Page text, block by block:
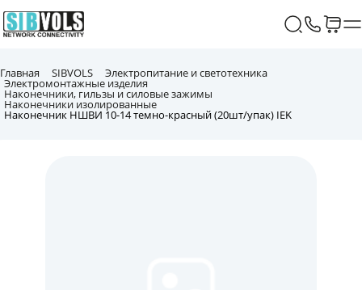
Главная SIBVOLS Электропитание и светотехника
Электромонтажные изделия
Наконечники, гильзы и силовые зажимы
Наконечники изолированные
Наконечник НШВИ 10-14 темно-красный (20шт/упак) IEK